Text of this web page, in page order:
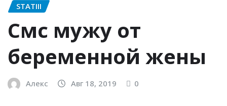
STATIII
Смс мужу от
беременной жены
Алекс Авг 18, 2019 0